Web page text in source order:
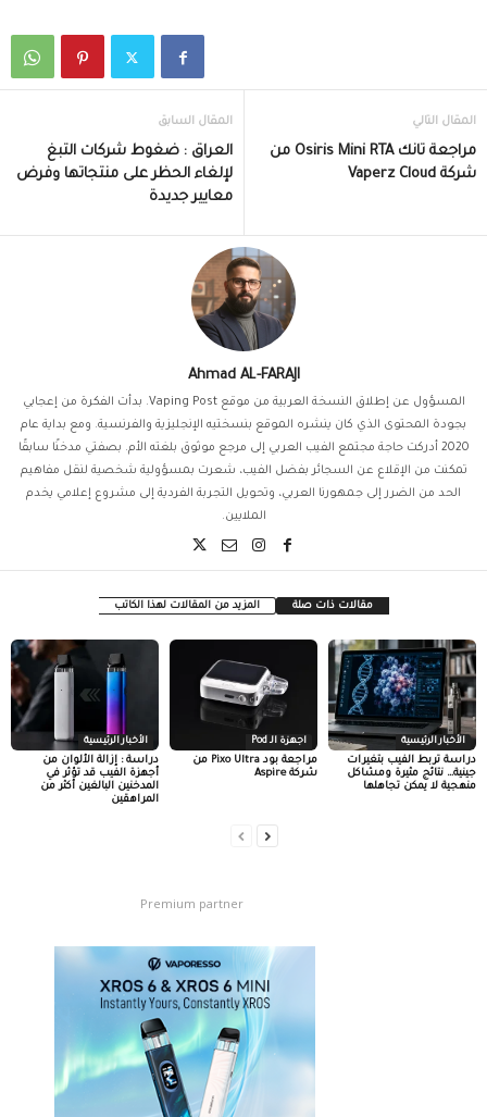
المقال السابق
العراق : ضغوط شركات التبغ
لإلغاء الحظر على منتجاتها وفرض
معايير جديدة
المقال التالي
مراجعة تانك Osiris Mini RTA من
شركة Vaperz Cloud
Ahmad AL-FARAJI
المسؤول عن إطلاق النسخة العربية من موقع Vaping Post. بدأت الفكرة من إعجابي
بجودة المحتوى الذي كان ينشره الموقع بنسختيه الإنجليزية والفرنسية. ومع بداية عام
2020 أدركت حاجة مجتمع الفيب العربي إلى مرجع موثوق بلغته الأم. بصفتي مدخنًا سابقًا
تمكنت من الإقلاع عن السجائر بفضل الفيب، شعرت بمسؤولية شخصية لنقل مفاهيم
الحد من الضرر إلى جمهورنا العربي، وتحويل التجربة الفردية إلى مشروع إعلامي يخدم
الملايين.
مقالات ذات صلة المزيد من المقالات لهذا الكاتب
الأخبار الرئيسية
دراسة : إزالة الألوان من
أجهزة الفيب قد تؤثر في
المدخنين البالغين أكثر من
المراهقين
اجهزة الـ Pod
مراجعة بود Pixo Ultra من
شركة Aspire
الأخبار الرئيسية
دراسة تربط الفيب بتغيرات
جينية… نتائج مثيرة ومشاكل
منهجية لا يمكن تجاهلها
Premium partner